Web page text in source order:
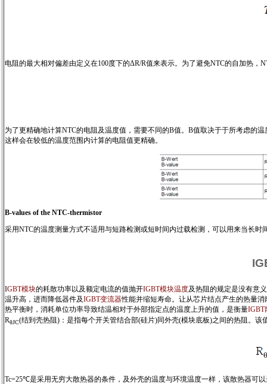
电阻的最大相对偏差由定义在100度下的ΔR/R值来表示。为了避免NTC的自加热
为了更精确地计算NTC的电阻及温度值，需要不同的B值。B值取决于于所考虑的
这样会在较低的温度范围内计算的电阻值更精确。
B-values of the NTC-thermistor
采用NTC的温度测量方式不适用与短路检测或短时间内过载检测，可以用来当长
IGBT模块的耗散功率以及额定电流的值抛开IGBT模块温度及热阻的规定是没有意
温升高，进而降低器件及IGBT变流器性能并缩短寿命。让从芯片结点产生的热量
热平衡时，消耗单位功率导致结温相对于外部指定点的温度上升的值，是衡量IGBT
RθJC(结到壳热阻)：是指每个开关管结合部(硅片)同外壳(模块底板)之间的热阻。该
Tc=25℃是采用无穷大散热器的条件，及外壳的温度与环境温度一样，该散热器可以